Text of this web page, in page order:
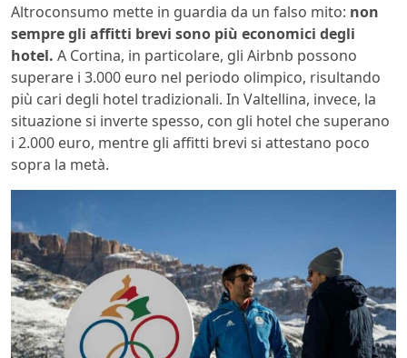
Altroconsumo mette in guardia da un falso mito: non
sempre gli affitti brevi sono più economici degli
hotel. A Cortina, in particolare, gli Airbnb possono
superare i 3.000 euro nel periodo olimpico, risultando
più cari degli hotel tradizionali. In Valtellina, invece, la
situazione si inverte spesso, con gli hotel che superano
i 2.000 euro, mentre gli affitti brevi si attestano poco
sopra la metà.